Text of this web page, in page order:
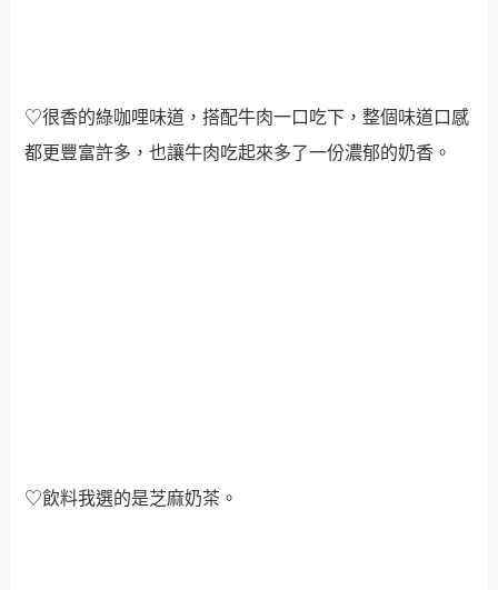
♡很香的綠咖哩味道，搭配牛肉一口吃下，整個味道口感
都更豐富許多，也讓牛肉吃起來多了一份濃郁的奶香。
♡飲料我選的是芝麻奶茶。